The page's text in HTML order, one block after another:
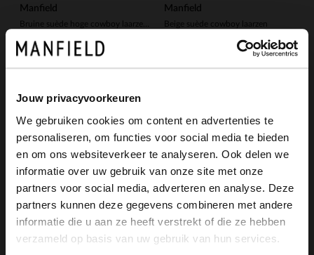
Jouw privacyvoorkeuren
We gebruiken cookies om content en advertenties te
personaliseren, om functies voor social media te bieden
en om ons websiteverkeer te analyseren. Ook delen we
informatie over uw gebruik van onze site met onze
partners voor social media, adverteren en analyse. Deze
partners kunnen deze gegevens combineren met andere
informatie die u aan ze heeft verstrekt of die ze hebben
verzameld op basis van uw gebruik van hun services.
Manfield
189.98
113.99
Manfield
Beige suède cowboy laarzen
-10% EXTRA
×
View this website in English?
It looks like your language isn't Dutch. Would
you like to switch to English?